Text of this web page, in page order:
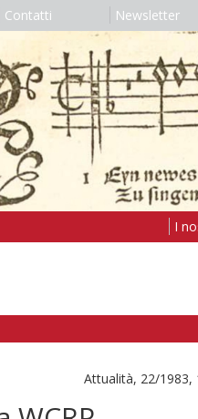
Contatti Newsletter
I
Attualità, 22/1983,